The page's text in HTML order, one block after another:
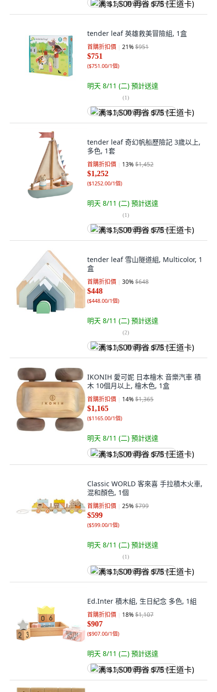
满 $1,500 再省 $75 (王道卡)
tender leaf 英雄救美冒險組, 1盒
首購折扣價 21%$951
$751
($751.00/1個)
明天 8/11 (二) 預計送達
(1)
满 $1,500 再省 $75 (王道卡)
tender leaf 奇幻帆船歷險記 3歲以上,
多色, 1套
首購折扣價 13%$1,452
$1,252
($1252.00/1個)
明天 8/11 (二) 預計送達
(1)
满 $1,500 再省 $75 (王道卡)
tender leaf 雪山隧道組, Multicolor, 1
盒
首購折扣價 30%$648
$448
($448.00/1個)
明天 8/11 (二) 預計送達
(2)
满 $1,500 再省 $75 (王道卡)
IKONIH 愛可妮 日本檜木 音樂汽車 積
木 10個月以上, 檜木色, 1盒
首購折扣價 14%$1,365
$1,165
($1165.00/1個)
明天 8/11 (二) 預計送達
满 $1,500 再省 $75 (王道卡)
Classic WORLD 客來喜 手拉積木火車,
混和顏色, 1個
首購折扣價 25%$799
$599
($599.00/1個)
明天 8/11 (二) 預計送達
(1)
满 $1,500 再省 $75 (王道卡)
Ed.Inter 積木組, 生日紀念 多色, 1組
首購折扣價 18%$1,107
$907
($907.00/1個)
明天 8/11 (二) 預計送達
满 $1,500 再省 $75 (王道卡)